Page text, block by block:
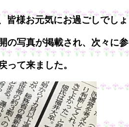
皆様お元気にお過ごしでしょ
の写真が掲載され、次々に参
って来ました。